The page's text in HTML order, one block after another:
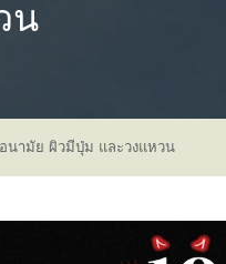
น
อนามัย ผิวมีปุ่ม และวงแหวน